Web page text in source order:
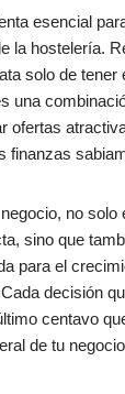
esencial
la hostelería.
solo de tener
una
ofertas
finanzas
no solo
sino que
para el
decisión
centavo
de tu